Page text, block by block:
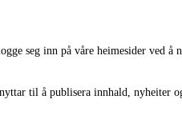
seg inn på våre heimesider ved å
til å publisera innhald, nyheiter